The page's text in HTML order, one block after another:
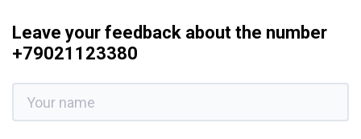
Leave your feedback about the number
+79021123380